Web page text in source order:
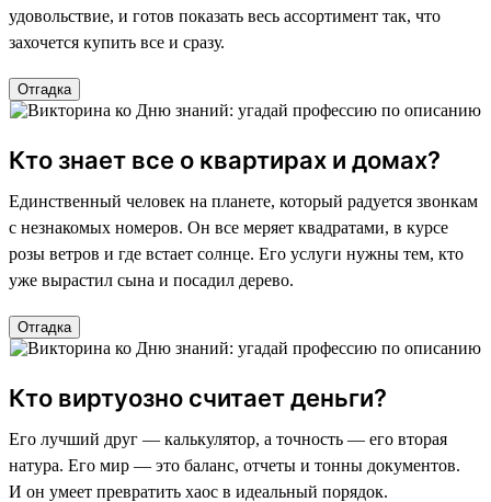
удовольствие, и готов показать весь ассортимент так, что
захочется купить все и сразу.
Отгадка
Кто знает все о квартирах и домах?
Единственный человек на планете, который радуется звонкам
с незнакомых номеров. Он все меряет квадратами, в курсе
розы ветров и где встает солнце. Его услуги нужны тем, кто
уже вырастил сына и посадил дерево.
Отгадка
Кто виртуозно считает деньги?
Его лучший друг — калькулятор, а точность — его вторая
натура. Его мир — это баланс, отчеты и тонны документов.
И он умеет превратить хаос в идеальный порядок.